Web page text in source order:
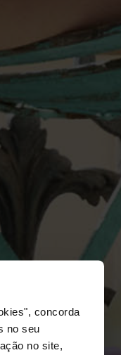
concorda
no seu
no site,